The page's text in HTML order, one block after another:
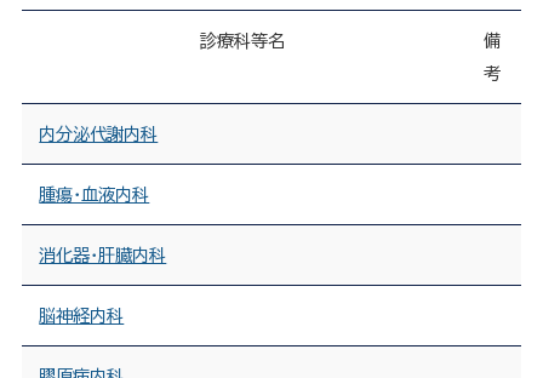
診療科等名
備
考
内分泌代謝内科
腫瘍・血液内科
消化器・肝臓内科
脳神経内科